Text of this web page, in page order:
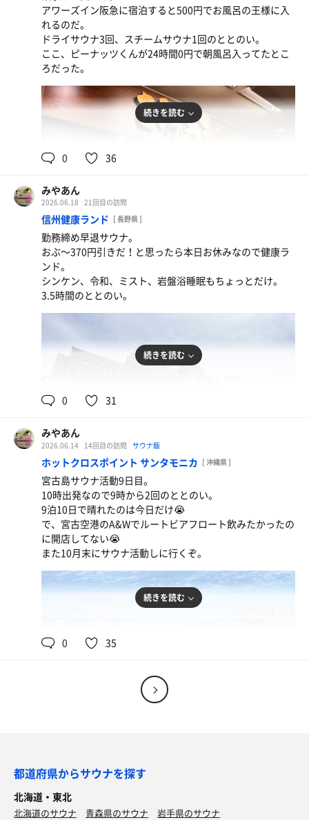
モーニング
うまい😋
ウォーターサーバー
アワーズイン阪急に宿泊すると500円でお風呂の王様に入
れるのだ。
ドライサウナ3回、スチームサウナ1回のととのい。
ここ、ピーナッツくんが24時間0円で朝風呂入ってたとこ
ろだった。
7年ぶりくらい、最高にうまい😋
給水機
続きを読む
0 36
みやあん
2026.06.18 21回目の訪問
信州健康ランド [ 長野県 ]
勤務締め早退サウナ。
おぶ〜370円引きだ！と思ったら本日お休みなので健康ラ
ンド。
シンケン、令和、ミスト、岩盤浴睡眠もちょっとだけ。
3.5時間のととのい。
ウォーターサーバー
続きを読む
0 31
みやあん
2026.06.14 14回目の訪問 サウナ飯
ホットクロスポイント サンタモニカ [ 沖縄県 ]
宮古島サウナ活動9日目。
10時出発なので9時から2回のととのい。
9泊10日で晴れたのは今日だけ😭
で、宮古空港のA&Wでルートビアフロート飲みたかったの
に開店してない😭
また10月末にサウナ活動しに行くぞ。
続きを読む
0 35
都道府県からサウナを探す
北海道・東北
北海道のサウナ 青森県のサウナ
岩手県のサウナ